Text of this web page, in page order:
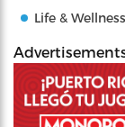
Life & Wellness